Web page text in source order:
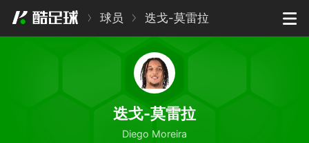
球员 迭戈-莫雷拉
迭戈-莫雷拉
Diego Moreira